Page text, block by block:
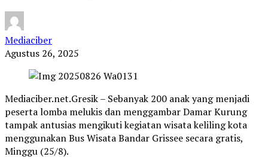
Mediaciber
Agustus 26, 2025
Mediaciber.net.Gresik – Sebanyak 200 anak yang menjadi
peserta lomba melukis dan menggambar Damar Kurung
tampak antusias mengikuti kegiatan wisata keliling kota
menggunakan Bus Wisata Bandar Grissee secara gratis,
Minggu (25/8).